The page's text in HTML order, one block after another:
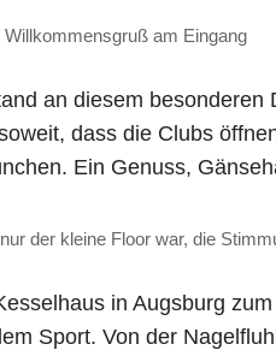
Willkommensgruß am Eingang
an diesem besonderen
dass die Clubs
Ein Genuss,
der kleine Floor war, die
in Augsburg
Sport. Von der